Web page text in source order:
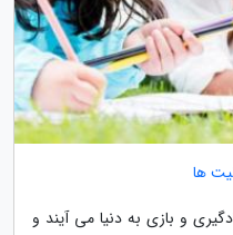
ها
و بازی به دنیا می آیند و